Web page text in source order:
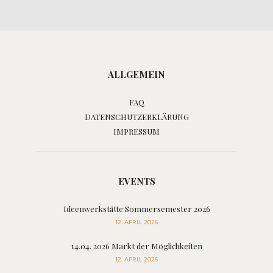
ALLGEMEIN
FAQ
DATENSCHUTZERKLÄRUNG
IMPRESSUM
EVENTS
Ideenwerkstätte Sommersemester 2026
12. APRIL 2026
14.04. 2026 Markt der Möglichkeiten
12. APRIL 2026